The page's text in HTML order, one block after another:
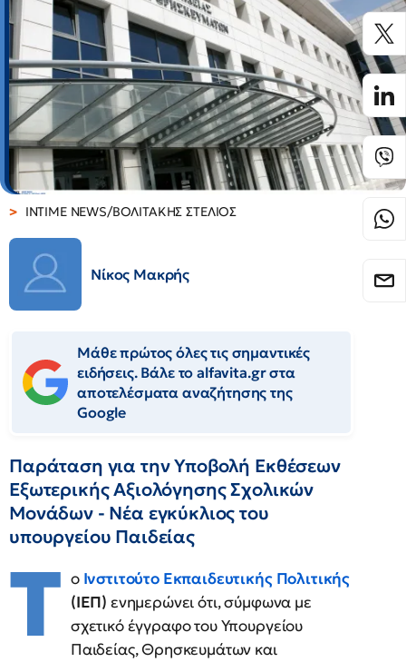
INTIME NEWS/ΒΟΛΙΤΑΚΗΣ ΣΤΕΛΙΟΣ
Νίκος Μακρής
Μάθε πρώτος όλες τις σημαντικές
ειδήσεις. Βάλε το alfavita.gr στα
αποτελέσματα αναζήτησης της
Google
Παράταση για την Υποβολή Εκθέσεων
Εξωτερικής Αξιολόγησης Σχολικών
Μονάδων - Νέα εγκύκλιος του
υπουργείου Παιδείας
Τ ο Ινστιτούτο Εκπαιδευτικής Πολιτικής
(ΙΕΠ) ενημερώνει ότι, σύμφωνα με
σχετικό έγγραφο του Υπουργείου
Παιδείας, Θρησκευμάτων και